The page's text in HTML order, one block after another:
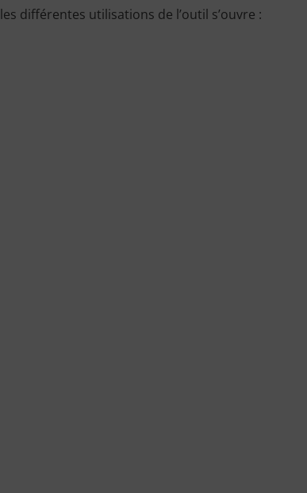
les différentes utilisations de l’outil s’ouvre :